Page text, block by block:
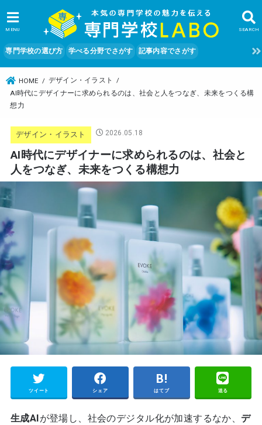
SEARCH
MENU
専門学校の選び方 学べる分野でさがす 記事内容でさがす
HOME
デザイン・イラスト
AI時代にデザイナーに求められるのは、社会と人をつなぎ、未来をつくる構
想力
デザイン・イラスト 2026.05.18
AI時代にデザイナーに求められるのは、社会と
人をつなぎ、未来をつくる構想力
ツイート シェア はてブ 送る
生成AIが登場し、社会のデジタル化が加速するなか、 デ